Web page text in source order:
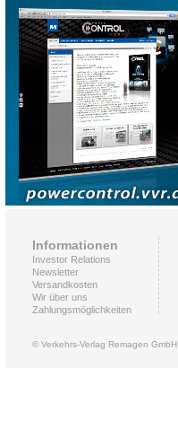
Informationen
Investor Relations
Newsletter
Versandkosten
Wir über uns
Zahlungsmöglichkeiten
© Verkehrs-Verlag Remagen GmbH